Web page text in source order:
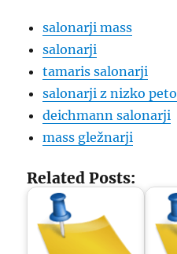
salonarji mass
salonarji
tamaris salonarji
salonarji z nizko peto
deichmann salonarji
mass gležnarji
Related Posts: